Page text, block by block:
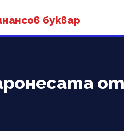
буквар
от